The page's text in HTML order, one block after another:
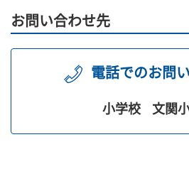
お問い合わせ先
電話でのお問
小学校 文関